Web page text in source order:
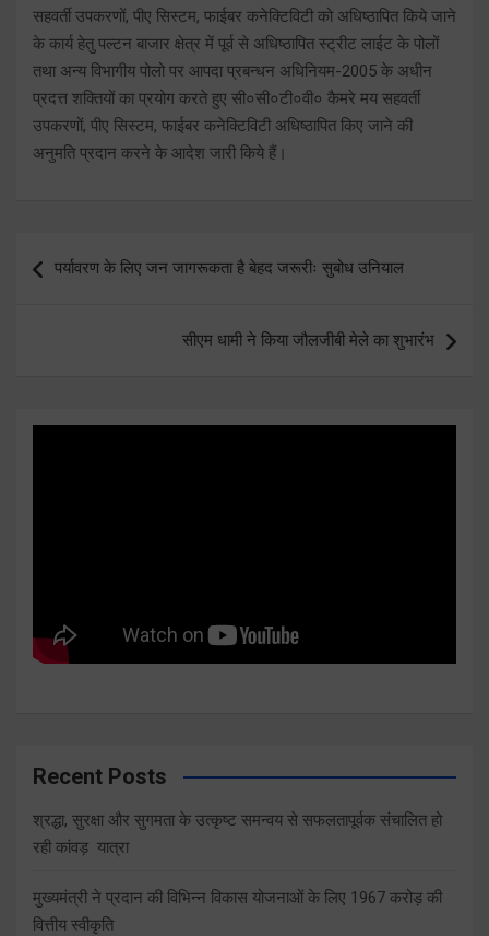
सहवर्ती उपकरणों, पीए सिस्टम, फाईबर कनेक्टिविटी को अधिष्ठापित किये जाने
के कार्य हेतु पल्टन बाजार क्षेत्र में पूर्व से अधिष्ठापित स्ट्रीट लाईट के पोलों
तथा अन्य विभागीय पोलो पर आपदा प्रबन्धन अधिनियम-2005 के अधीन
प्रदत्त शक्तियों का प्रयोग करते हुए सी०सी०टी०वी० कैमरे मय सहवर्ती
उपकरणों, पीए सिस्टम, फाईबर कनेक्टिविटी अधिष्ठापित किए जाने की
अनुमति प्रदान करने के आदेश जारी किये हैं।
navigation
पर्यावरण के लिए जन जागरूकता है बेहद जरूरीः सुबोध उनियाल
सीएम धामी ने किया जौलजीबी मेले का शुभारंभ
Recent Posts
श्रद्धा, सुरक्षा और सुगमता के उत्कृष्ट समन्वय से सफलतापूर्वक संचालित हो
रही कांवड़ यात्रा
मुख्यमंत्री ने प्रदान की विभिन्न विकास योजनाओं के लिए 1967 करोड़ की
वित्तीय स्वीकृति